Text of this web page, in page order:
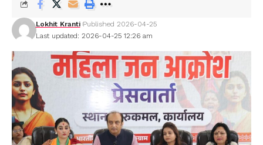
Last updated: 2026-04-25 12:26 am
Lokhit Kranti Published 2026-04-25